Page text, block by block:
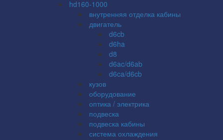
hd160-1000
внутренняя отделка кабины
двигатель
d6cb
d6ha
d8
d6ac/d6ab
d6ca/d6cb
кузов
оборудование
оптика / электрика
подвеска
подвеска кабины
система охлаждения